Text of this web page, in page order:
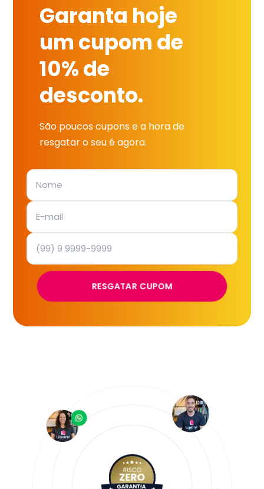
Garanta hoje
um cupom de
10% de
desconto.
São poucos cupons e a hora de
resgatar o seu é agora.
RESGATAR CUPOM